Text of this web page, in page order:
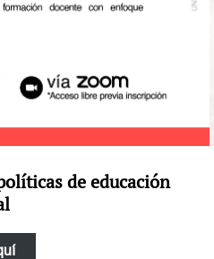
de educación